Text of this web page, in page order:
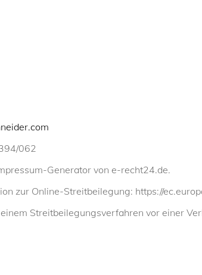
062
Generator von e-recht24.de.
zur Online-Streitbeilegung: https://
Streitbeilegungsverfahren vor einer